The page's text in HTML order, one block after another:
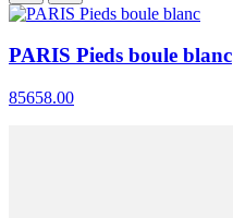
PARIS Pieds boule blanc
85658.00